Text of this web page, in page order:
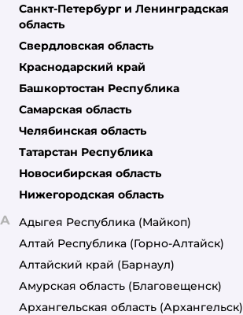
Санкт-Петербург и Ленинградская
область
Свердловская область
Краснодарский край
Башкортостан Республика
Самарская область
Челябинская область
Татарстан Республика
Новосибирская область
Нижегородская область
А Адыгея Республика (Майкоп)
Алтай Республика (Горно-Алтайск)
Алтайский край (Барнаул)
Амурская область (Благовещенск)
Архангельская область (Архангельск)